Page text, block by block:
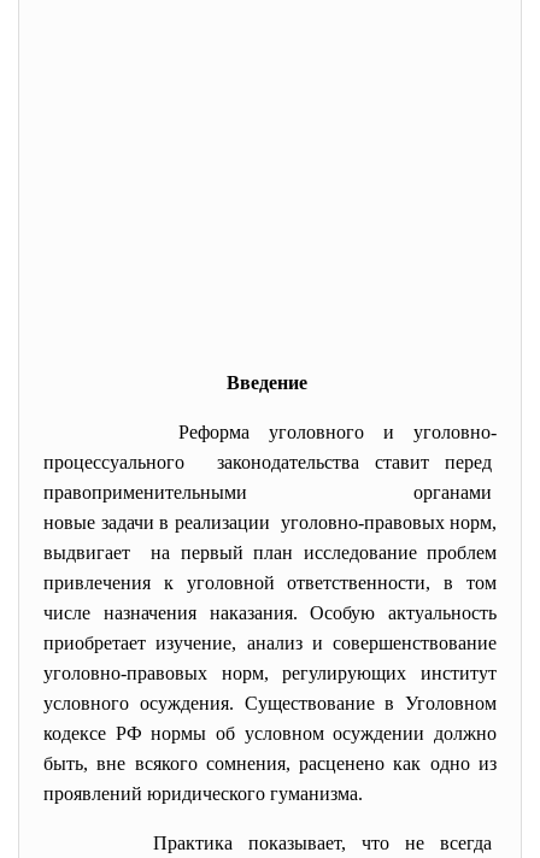
Введение
Реформа уголовного и уголовно-
процессуального законодательства ставит перед
правоприменительными органами
новые задачи в реализации уголовно-правовых норм,
выдвигает на первый план исследование проблем
привлечения к уголовной ответственности, в том
числе назначения наказания. Особую актуальность
приобретает изучение, анализ и совершенствование
уголовно-правовых норм, регулирующих институт
условного осуждения. Существование в Уголовном
кодексе РФ нормы об условном осуждении должно
быть, вне всякого сомнения, расценено как одно из
проявлений юридического гуманизма.
Практика показывает, что не всегда